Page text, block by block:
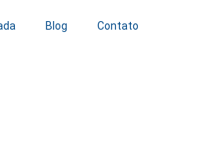
Blog Contato